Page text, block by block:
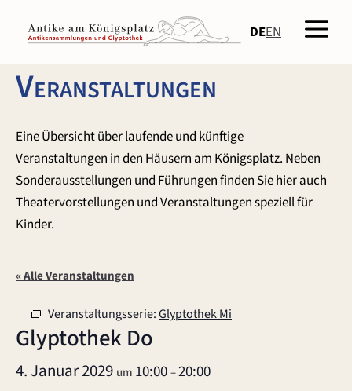
Inhalt
springen
DEEN
Veranstaltungen
Eine Übersicht über laufende und künftige
Veranstaltungen in den Häusern am Königsplatz. Neben
Sonderausstellungen und Führungen finden Sie hier auch
Theatervorstellungen und Veranstaltungen speziell für
Kinder.
« Alle Veranstaltungen
Veranstaltungsserie:Glyptothek Mi
Glyptothek Do
4. Januar 2029 um 10:00–20:00